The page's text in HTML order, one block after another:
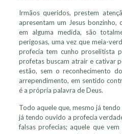
Irmãos queridos, prestem
apresentam um Jesus bonzinho,
em alguma medida, são
perigosas, uma vez que meia-
profecia tem cunho proselitista
profetas buscam atrair e cativar
estão, sem o reconhecimento
arrependimento, em sentido
é a própria palavra de Deus.
Todo aquele que, mesmo já
já tendo ouvido a profecia
falsas profecias; aquele que